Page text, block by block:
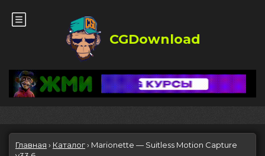
CGDownload
Главная › Каталог› Marionette — Suitless Motion Capture